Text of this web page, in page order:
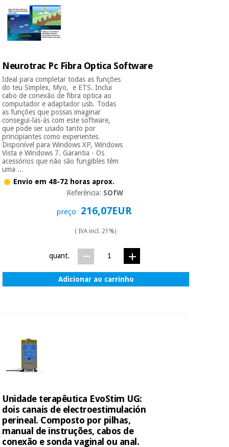
Neurotrac Pc Fibra Optica Software
Ideal para completar todas as funções
do teu Simplex, Myo, e ETS. Inclui
cabo de conexão de fibra optica ao
computador e adaptador usb. Todas
as funções que possas imaginar
consegui-las-ás com este software,
que pode ser usado tanto por
principiantes como experientes.
Disponível para Windows XP, Windows
Vista e Windows 7. Garantia - Os
acessórios que não são fungibles têm
uma ...
Envio em 48-72 horas aprox.
Referência: SOfW
preço 216,07EUR
( IVA incl. 21%)
quant.
Adicionar ao carrinho
Unidade terapêutica EvoStim UG:
dois canais de electroestimulación
perineal. Composto por pilhas,
manual de instruções, cabos de
conexão e sonda vaginal ou anal.